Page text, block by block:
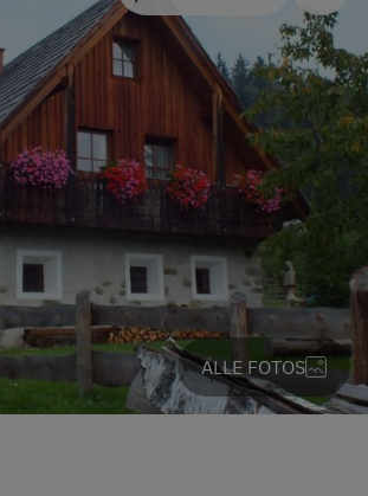
ALLE FOTOS